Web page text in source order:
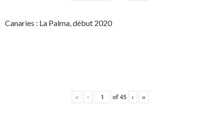
Canaries : La Palma, début 2020
« ‹ of45 › »